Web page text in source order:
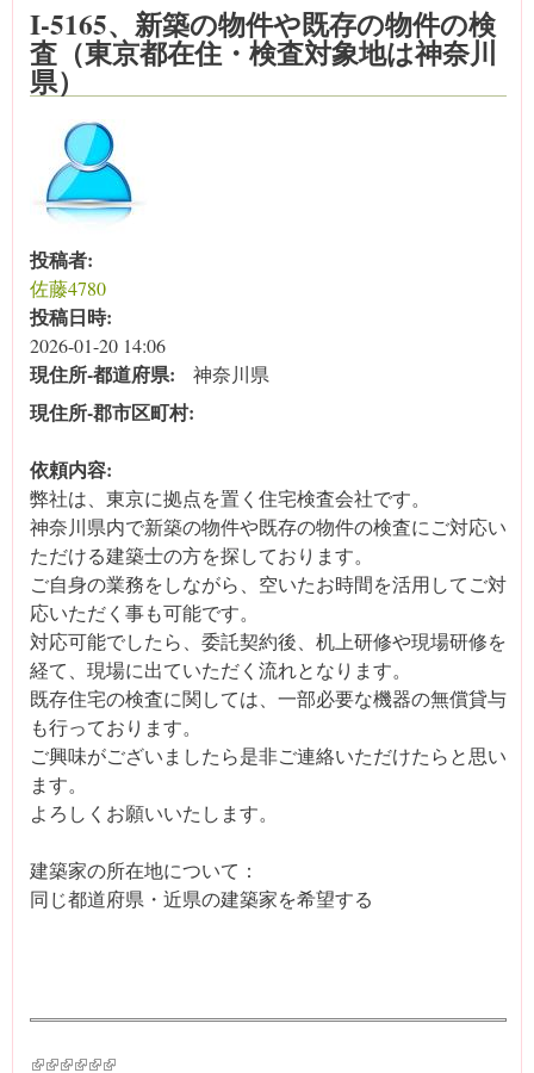
I-5165、新築の物件や既存の物件の検
査（東京都在住・検査対象地は神奈川
県）
投稿者:
佐藤4780
投稿日時:
2026-01-20 14:06
現住所‐都道府県: 神奈川県
現住所‐郡市区町村:
依頼内容:
弊社は、東京に拠点を置く住宅検査会社です。
神奈川県内で新築の物件や既存の物件の検査にご対応い
ただける建築士の方を探しております。
ご自身の業務をしながら、空いたお時間を活用してご対
応いただく事も可能です。
対応可能でしたら、委託契約後、机上研修や現場研修を
経て、現場に出ていただく流れとなります。
既存住宅の検査に関しては、一部必要な機器の無償貸与
も行っております。
ご興味がございましたら是非ご連絡いただけたらと思い
ます。
よろしくお願いいたします。
建築家の所在地について：
同じ都道府県・近県の建築家を希望する
(link is external)
(link is external)
(link is external)
(link is external)
(link is external)
(link is external)